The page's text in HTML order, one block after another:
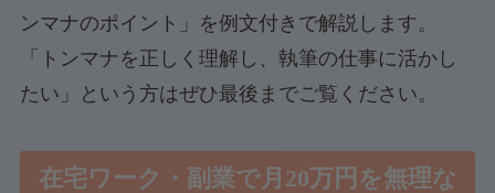
ンマナのポイント」を例文付きで解説します。
「トンマナを正しく理解し、執筆の仕事に活かし
たい」という方はぜひ最後までご覧ください。
在宅ワーク・副業で月20万円を無理な